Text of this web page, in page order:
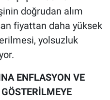
doğrudan alım
fiyattan daha yüksek
yolsuzluk
ENFLASYON VE